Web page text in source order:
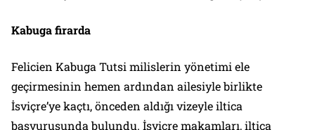
Kabuga firarda
Felicien Kabuga Tutsi milislerin yönetimi ele
geçirmesinin hemen ardından ailesiyle birlikte
İsviçre’ye kaçtı, önceden aldığı vizeyle iltica
başvurusunda bulundu. İsviçre makamları, iltica